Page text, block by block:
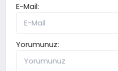
E-Mail:
Yorumunuz: